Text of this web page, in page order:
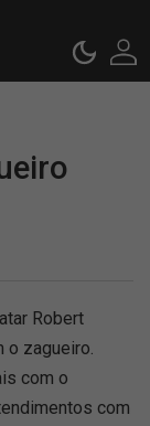
Robert
o zagueiro.
com o
com